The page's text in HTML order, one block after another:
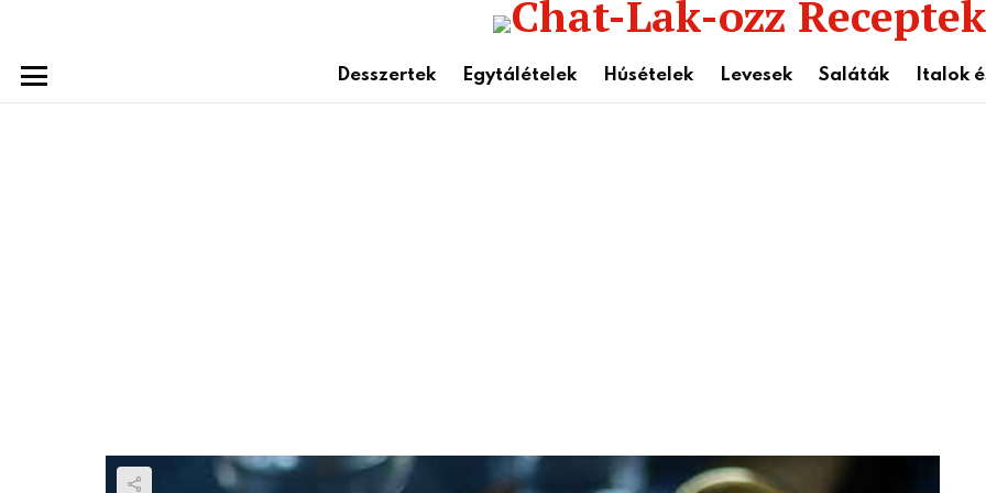
Desszertek Egytálételek Húsételek Levesek Saláták Italok